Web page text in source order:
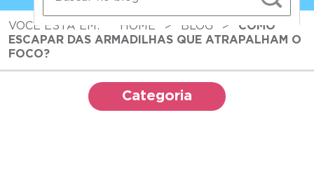
VOCÊ ESTÁ EM: HOME > BLOG >
COMO
ESCAPAR DAS ARMADILHAS QUE ATRAPALHAM O
FOCO?
Categoria